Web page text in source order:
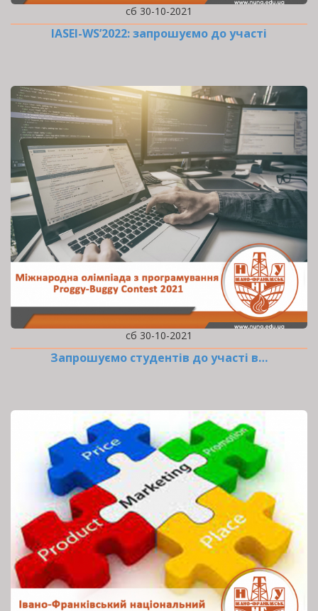
сб 30-10-2021
IASEI-WS’2022: запрошуємо до участі
сб 30-10-2021
Запрошуємо студентів до участі в…